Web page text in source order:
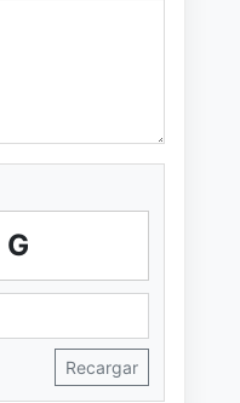
Recargar